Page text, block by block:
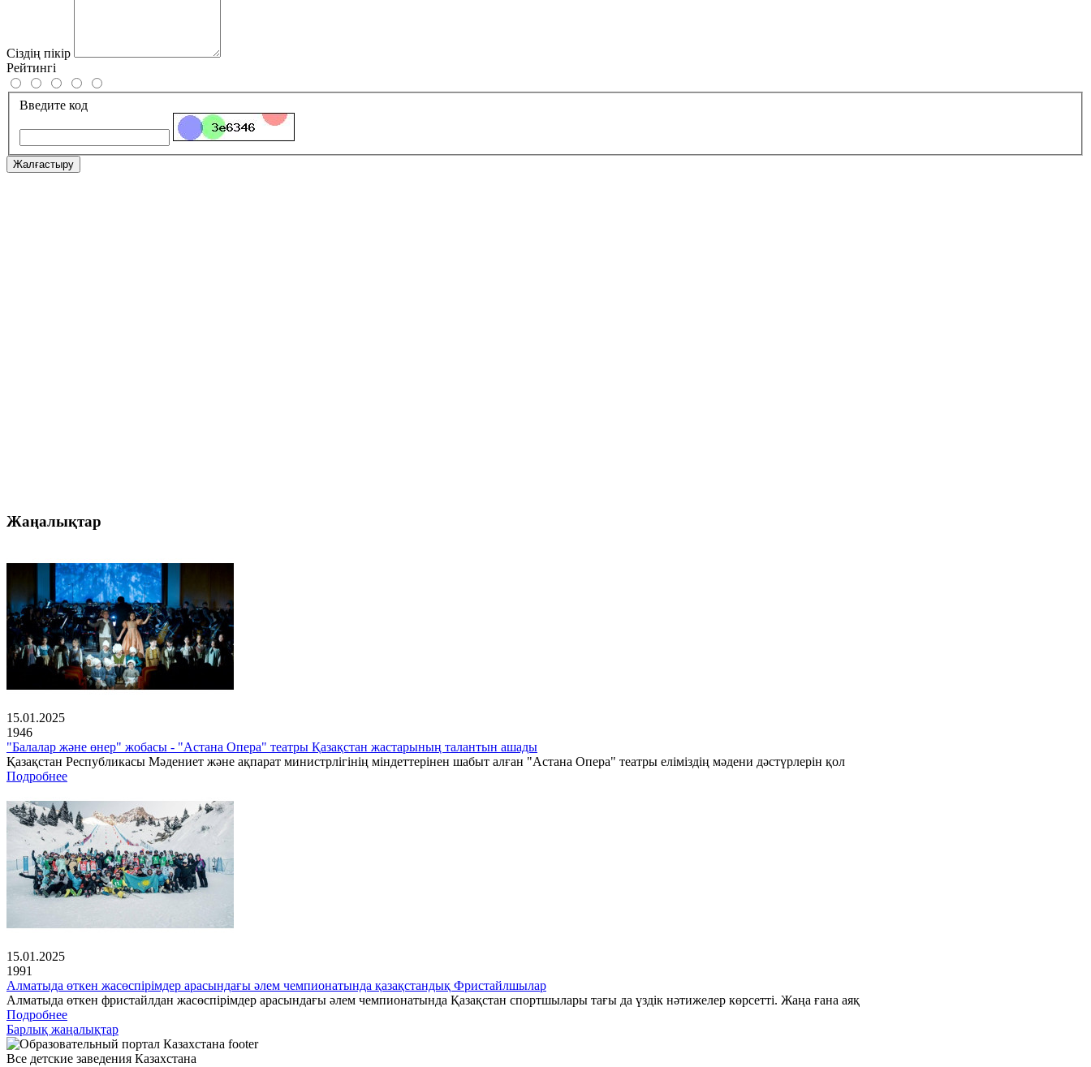
Сіздің пікір
Рейтингі
Введите код
Жалғастыру
Жаңалықтар
15.01.2025
1946
"Балалар және өнер" жобасы - "Астана Опера" театры Қазақстан жастарының талантын ашады
Қазақстан Республикасы Мәдениет және ақпарат министрлігінің міндеттерінен шабыт алған "Астана Опера" театры еліміздің мәдени дәстүрлерін қол
Подробнее
15.01.2025
1991
Алматыда өткен жасөспірімдер арасындағы әлем чемпионатында қазақстандық Фристайлшылар
Алматыда өткен фристайлдан жасөспірімдер арасындағы әлем чемпионатында Қазақстан спортшылары тағы да үздік нәтижелер көрсетті. Жаңа ғана аяқ
Подробнее
Барлық жаңалықтар
Все детские заведения Казахстана